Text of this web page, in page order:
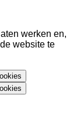
werken en,
website te